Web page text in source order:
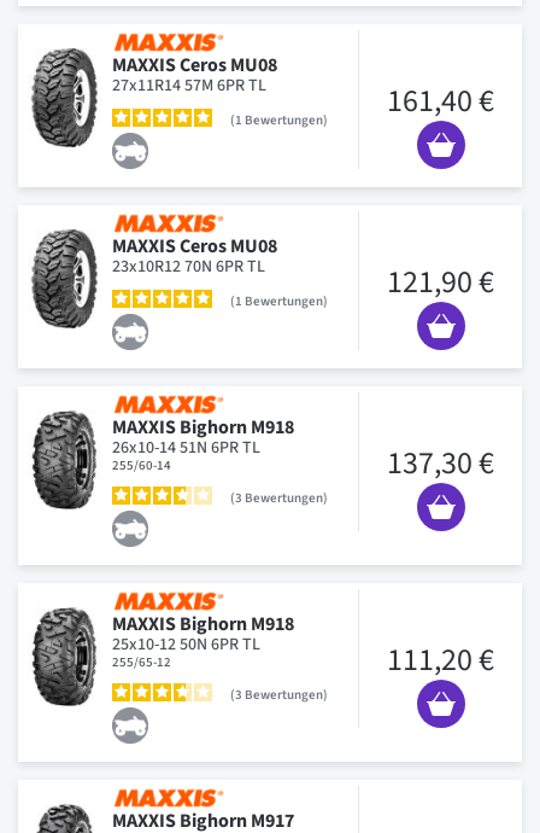
MAXXIS Ceros MU08
27x11R14 57M 6PR TL
1 Bewertungen 161,40 €
MAXXIS Ceros MU08
23x10R12 70N 6PR TL
1 Bewertungen 121,90 €
MAXXIS Bighorn M918
26x10-14 51N 6PR TL
255/60-14
3 Bewertungen
137,30 €
MAXXIS Bighorn M918
25x10-12 50N 6PR TL
255/65-12
3 Bewertungen
111,20 €
MAXXIS Bighorn M917